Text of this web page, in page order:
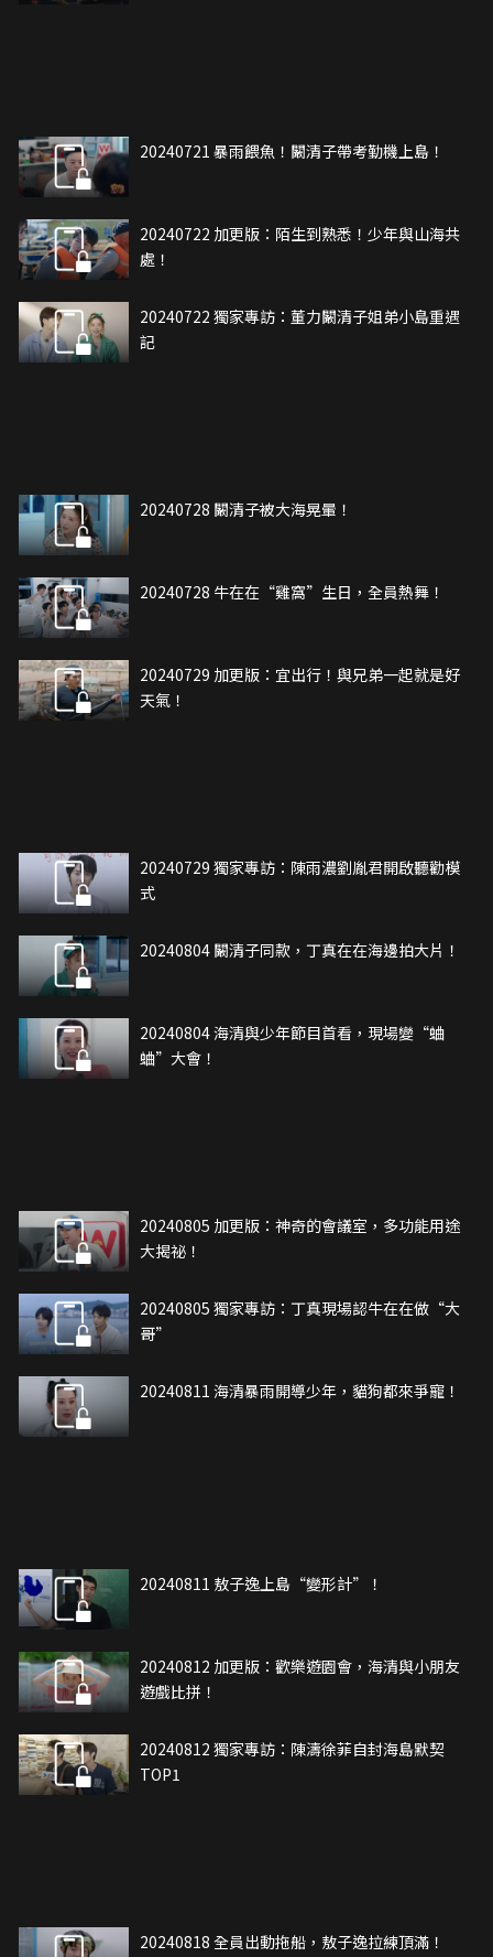
20240721 暴雨餵魚！闞清子帶考勤機上島！
20240722 加更版：陌生到熟悉！少年與山海共
處！
20240722 獨家專訪：董力闞清子姐弟小島重遇
記
20240728 闞清子被大海晃暈！
20240728 牛在在“雞窩”生日，全員熱舞！
20240729 加更版：宜出行！與兄弟一起就是好
天氣！
20240729 獨家專訪：陳雨濃劉胤君開啟聽勸模
式
20240804 闞清子同款，丁真在在海邊拍大片！
20240804 海清與少年節目首看，現場變“蛐
蛐”大會！
20240805 加更版：神奇的會議室，多功能用途
大揭祕！
20240805 獨家專訪：丁真現場認牛在在做“大
哥”
20240811 海清暴雨開導少年，貓狗都來爭寵！
20240811 敖子逸上島“變形計”！
20240812 加更版：歡樂遊園會，海清與小朋友
遊戲比拼！
20240812 獨家專訪：陳濤徐菲自封海島默契
TOP1
20240818 全員出動拖船，敖子逸拉練頂滿！